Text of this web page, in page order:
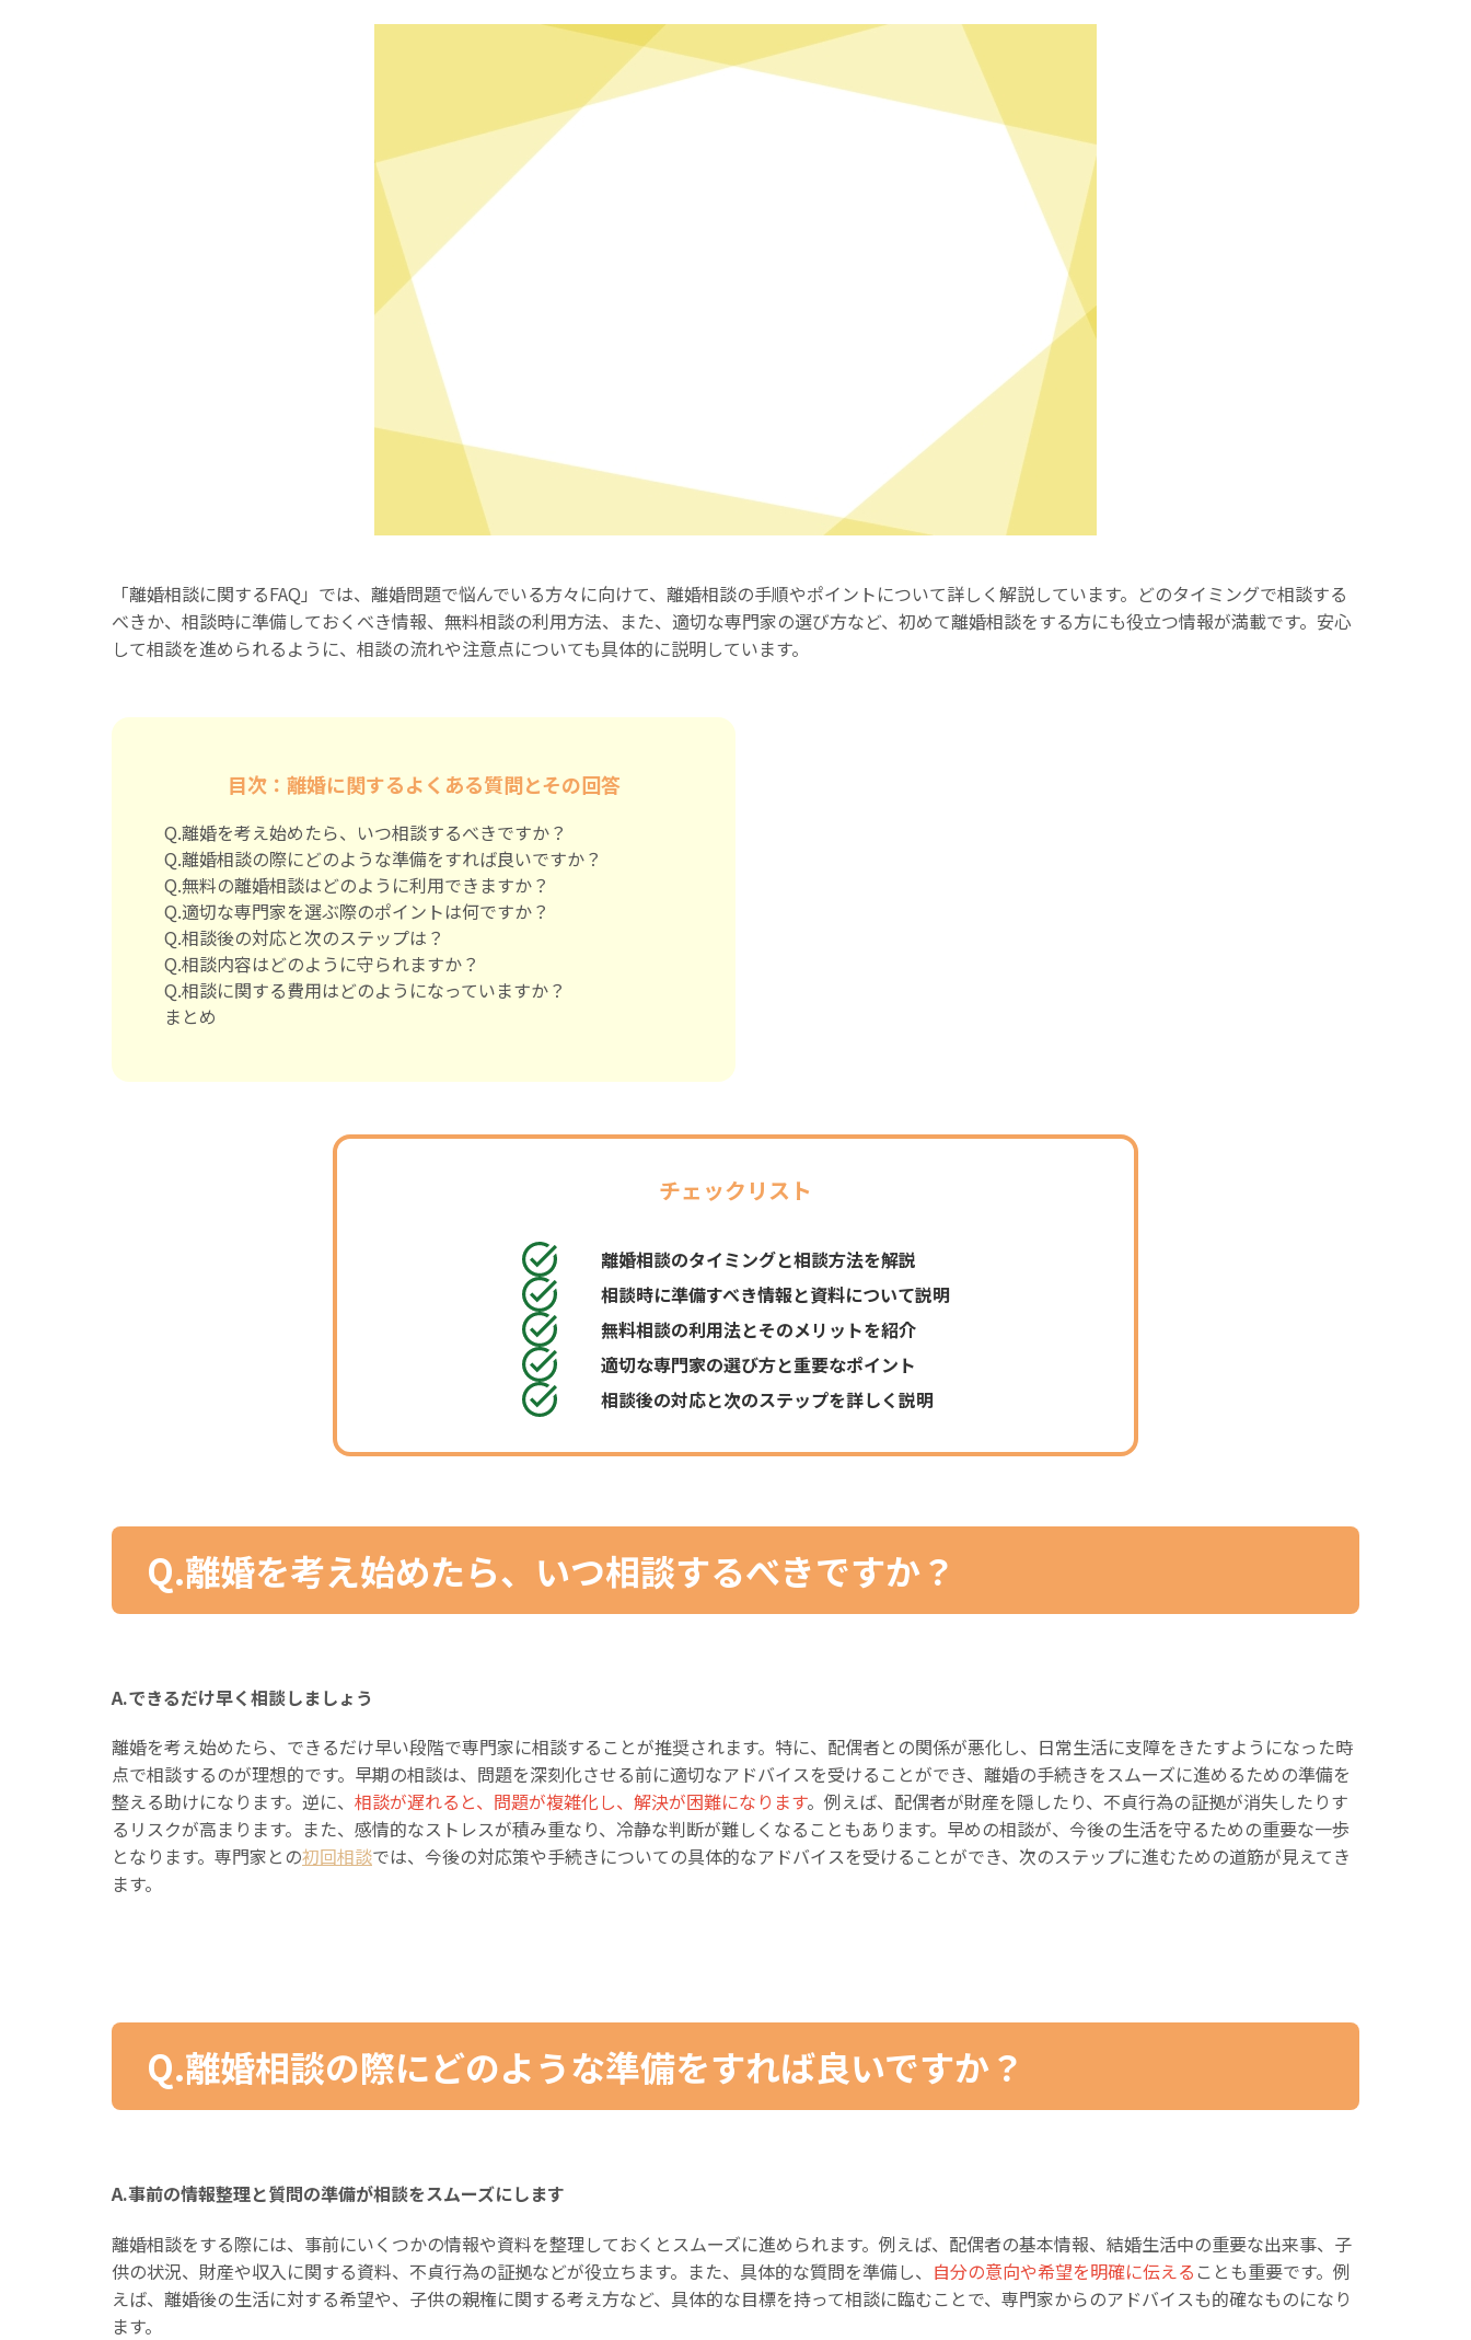
「離婚相談に関するFAQ」では、離婚問題で悩んでいる方々に向けて、離婚相談の手順やポイントについて詳しく解説しています。どのタイミングで相談する
べきか、相談時に準備しておくべき情報、無料相談の利用方法、また、適切な専門家の選び方など、初めて離婚相談をする方にも役立つ情報が満載です。安心
して相談を進められるように、相談の流れや注意点についても具体的に説明しています。
目次：離婚に関するよくある質問とその回答
Q.離婚を考え始めたら、いつ相談するべきですか？
Q.離婚相談の際にどのような準備をすれば良いですか？
Q.無料の離婚相談はどのように利用できますか？
Q.適切な専門家を選ぶ際のポイントは何ですか？
Q.相談後の対応と次のステップは？
Q.相談内容はどのように守られますか？
Q.相談に関する費用はどのようになっていますか？
まとめ
チェックリスト
離婚相談のタイミングと相談方法を解説
相談時に準備すべき情報と資料について説明
無料相談の利用法とそのメリットを紹介
適切な専門家の選び方と重要なポイント
相談後の対応と次のステップを詳しく説明
Q.離婚を考え始めたら、いつ相談するべきですか？
A.できるだけ早く相談しましょう
離婚を考え始めたら、できるだけ早い段階で専門家に相談することが推奨されます。特に、配偶者との関係が悪化し、日常生活に支障をきたすようになった時
点で相談するのが理想的です。早期の相談は、問題を深刻化させる前に適切なアドバイスを受けることができ、離婚の手続きをスムーズに進めるための準備を
整える助けになります。逆に、 相談が遅れると、問題が複雑化し、解決が困難になります。例えば、配偶者が財産を隠したり、不貞行為の証拠が消失したりす
るリスクが高まります。また、感情的なストレスが積み重なり、冷静な判断が難しくなることもあります。早めの相談が、今後の生活を守るための重要な一歩
となります。専門家との初回相談では、今後の対応策や手続きについての具体的なアドバイスを受けることができ、次のステップに進むための道筋が見えてき
ます。
Q.離婚相談の際にどのような準備をすれば良いですか？
A.事前の情報整理と質問の準備が相談をスムーズにします
離婚相談をする際には、事前にいくつかの情報や資料を整理しておくとスムーズに進められます。例えば、配偶者の基本情報、結婚生活中の重要な出来事、子
供の状況、財産や収入に関する資料、不貞行為の証拠などが役立ちます。また、具体的な質問を準備し、 自分の意向や希望を明確に伝える ことも重要です。例
えば、離婚後の生活に対する希望や、子供の親権に関する考え方など、具体的な目標を持って相談に臨むことで、専門家からのアドバイスも的確なものになり
ます。